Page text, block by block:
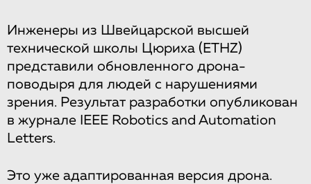
Инженеры из Швейцарской высшей
технической школы Цюриха (ETHZ)
представили обновленного дрона-
поводыря для людей с нарушениями
зрения. Результат разработки опубликован
в журнале IEEE Robotics and Automation
Letters.
Это уже адаптированная версия дрона.